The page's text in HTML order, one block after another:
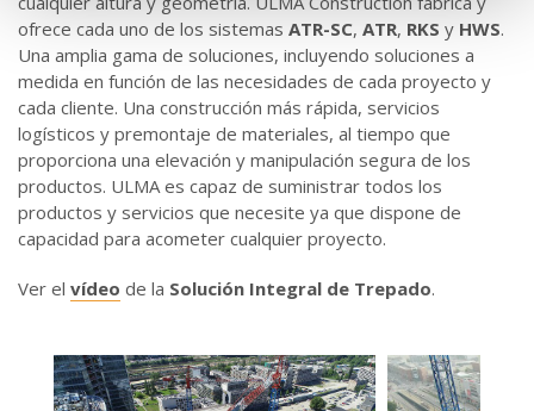
ofrece cada uno de los sistemas ATR-SC, ATR, RKS y HWS.
Una amplia gama de soluciones, incluyendo soluciones a
medida en función de las necesidades de cada proyecto y
cada cliente. Una construcción más rápida, servicios
logísticos y premontaje de materiales, al tiempo que
proporciona una elevación y manipulación segura de los
productos. ULMA es capaz de suministrar todos los
productos y servicios que necesite ya que dispone de
capacidad para acometer cualquier proyecto.
Ver el vídeo de la Solución Integral de Trepado.